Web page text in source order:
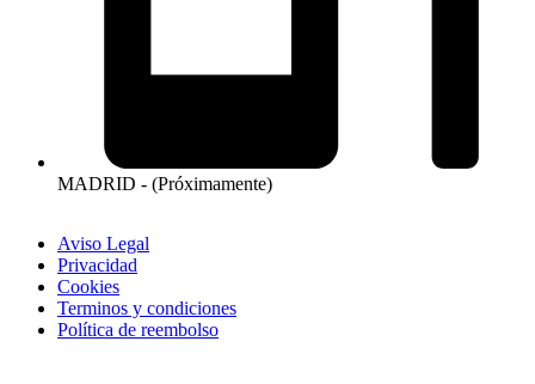
MADRID - (Próximamente)
Aviso Legal
Privacidad
Cookies
Terminos y condiciones
Política de reembolso